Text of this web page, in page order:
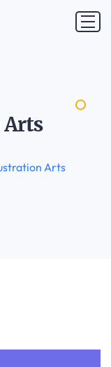
Arts
Arts